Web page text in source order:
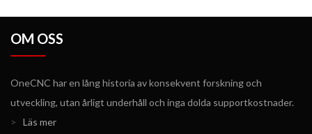
OM OSS
OneCNC har en lång historia av konsekvent forskning och
utveckling, utan årligt underhåll och inga dolda supportkostnader.
>
Läs mer